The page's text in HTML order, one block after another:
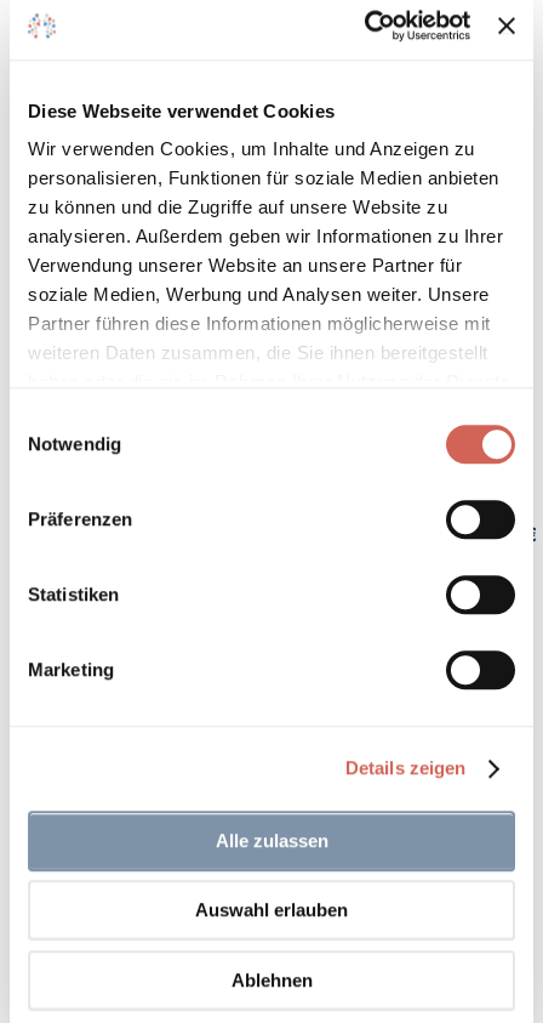
Diese Webseite verwendet Cookies
Wir verwenden Cookies, um Inhalte und Anzeigen zu
personalisieren, Funktionen für soziale Medien anbieten
zu können und die Zugriffe auf unsere Website zu
analysieren. Außerdem geben wir Informationen zu Ihrer
Verwendung unserer Website an unsere Partner für
soziale Medien, Werbung und Analysen weiter. Unsere
Partner führen diese Informationen möglicherweise mit
weiteren Daten zusammen, die Sie ihnen bereitgestellt
Notwendig
Präferenzen
Statistiken
Marketing
Details zeigen
Alle zulassen
Auswahl erlauben
Ablehnen
Satinlack
Robuster, seidenmatter Lack für innen und außen
Gebinde bestellen
Zum Farbmengenrechner
125 ml 375 ml 1 L 2,5 L 5 L
10 L
Gesamtpreis
12,50 €
Sofort verfügbar, Lieferzeit 2 - 5 Tage*
In den Warenkorb
* Gilt für Lieferungen innerhalb Deutschlands, Lieferzeiten für andere
Länder entnehmen Sie bitte unserenVersandinformationen.